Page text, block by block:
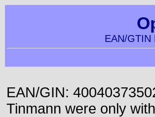
EAN/GTIN
EAN/GIN:
Tinmann were only